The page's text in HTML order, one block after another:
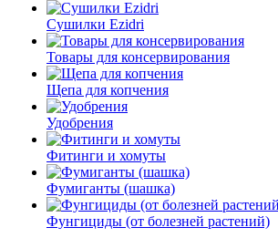
Сушилки Ezidri
Товары для консервирования
Щепа для копчения
Удобрения
Фитинги и хомуты
Фумиганты (шашка)
Фунгициды (от болезней растений)